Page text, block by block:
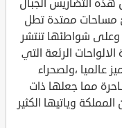
التضاريس الجبال
مساحات ممتدة تطل
وعلى شواطئها تنتشر
الالواحات الرئعة التي
عالميا ،ولصحراء
مما جعلها ذات
وياتيها الكثير